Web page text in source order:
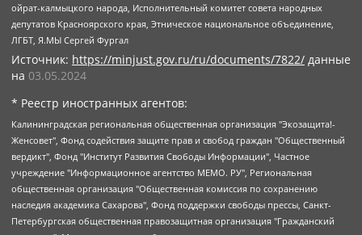
ойрат-калмыцкого народа, Исполнительный комитет совета народных
депутатов Красноярского края, Этническое национальное объединение,
ЛГБТ, Я.МЫ Сергей Фургал
Источник: https://minjust.gov.ru/ru/documents/7822/ данные
на 03.05.2024
* Реестр иностранных агентов:
Калининградская региональная общественная организация "Экозащита!-Женсовет", Фонд содействия защите прав и свобод граждан "Общественный вердикт", Фонд "Институт Развития Свободы Информации", Частное учреждение "Информационное агентство МЕМО. РУ", Региональная общественная организация "Общественная комиссия по сохранению наследия академика Сахарова", Фонд поддержки свободы прессы, Санкт-Петербургская общественная правозащитная организация "Гражданский контроль", Межрегиональная общественная организация "Информационно-просветительский центр "Мемориал", Региональный Фонд "Центр Защиты Прав Средств Массовой Информации", с 05.12.2023 Фонд "Центр Защиты Прав Средств массовой информации", Региональная общественная благотворительная организация помощи беженцам и мигрантам "Гражданское содействие", Негосударственное образовательное учреждение дополнительного профессионального образования (повышение квалификации) специалистов "АКАДЕМИЯ ПО ПРАВАМ ЧЕЛОВЕКА", Свердловская региональная общественная организация "Сутяжник", Автономная некоммерческая организация "Центр независимых социологических исследований", Союз общественных объединений "Российский исследовательский центр по правам человека", Региональное общественное учреждение научно-информационный центр "МЕМОРИАЛ", Некоммерческая организация "Фонд защиты гласности", Автономная некоммерческая организация "Институт прав человека", Городская общественная организация "Екатеринбургское общество "МЕМОРИАЛ", Городская общественная организация "Рязанское историко-просветительское и правозащитное общество "Мемориал" (Рязанский Мемориал), Челябинский региональный орган общественной самодеятельности – женское общественное объединение "Женщины Евразии", Челябинский региональный орган общественной самодеятельности "Уральская правозащитная группа", Фонд содействия защите здоровья и социальной справедливости имени Андрея Рылькова, Автономная Некоммерческая Организация "Аналитический Центр Юрия Левады", Автономная некоммерческая организация социальной поддержки населения "Проект Апрель", Региональная общественная организация помощи женщинам и детям, находящимся в кризисной ситуации "Информационно-методический центр "Анна", Фонд содействия развитию массовых коммуникаций и правовому просвещению "Так-так-Так", Фонд содействия устойчивому развитию "Серебряная тайга", Свердловский региональный общественный фонд социальных проектов "Новое время", "Idel.Реалии", Кавказ.Реалии, Крым.Реалии, Телеканал Настоящее Время, Татаро-башкирская служба Радио Свобода (Azatliq Radiosi), Радио Свободная Европа/Радио Свобода (PCE/PC), "Сибирь.Реалии", "Фактограф", Благотворительный фонд помощи осужденным и их семьям, Автономная некоммерческая организация "Институт глобализации и социальных движений", Фонд "В защиту прав заключенных", Частное учреждение "Центр поддержки и содействия развитию средств массовой информации", Пензенский региональный общественный благотворительный фонд "Гражданский союз", "Север.Реалии", Некоммерческая организация Фонд "Правовая инициатива", Общество с ограниченной ответственностью "Радио Свободная Европа/Радио Свобода", Чешское информационное агентство "MEDIUM-ORIENT", Красноярская региональная общественная организация "Мы против СПИДа", Камалягин Денис Николаевич, Маркелов Сергей Евгеньевич, Пономарев Лев Александрович, Савицкая Людмила Алексеевна, Автономная некоммерческая организация "Центр по работе с проблемой насилия "НАСИЛИЮ.НЕТ", Межрегиональный профессиональный союз работников здравоохранения "Альянс врачей", Юридическое лицо, зарегистрированное в Латвийской Республике, SIA "Medusa Project" (регистрационный номер 40103797863, дата регистрации 10.06.2014), Некоммерческая организация "Фонд по борьбе с коррупцией", Автономная некоммерческая организация "Институт права и публичной политики", Баданин Роман Сергеевич, Гликин Максим Александрович, Железнова Мария Михайловна, Лукьянова Юлия Сергеевна, Маетная Елизавета Витальевна, Маняхин Петр Борисович, Чуракова Ольга Владимировна, Ярош Юлия Петровна, Юридическое лицо "The Insider SIA", зарегистрированное в Риге, Латвийская Республика (дата регистрации 26.06.2015), являющееся администратором доменного имени интернет-издания "The Insider SIA", https://theins.ru, Постернак Алексей Евгеньевич, Рубин Михаил Аркадьевич, Анин Роман Александрович, Юридическое лицо Istories fonds, зарегистрированное в Латвийской Республике (регистрационный номер 50008295751, дата регистрации 24.02.2020), Великовский Дмитрий Александрович, Долинина Ирина Николаевна, Мароховская Алеся Алексеевна, Шлейнов Роман Юрьевич, Шмагун Олеся Валентиновна, Общество с ограниченной ответственностью "Альтаир 2021", Общество с ограниченной ответственностью "Вега 2021", Общество с ограниченной ответственностью "Главный редактор 2021", Общество с ограниченной ответственностью "Ромашки монолит", Важенков Артем Валерьевич, Ивановская областная общественная организация "Центр гендерных исследований", Гурман Юрий Альбертович, Медиапроект "ОВД-Инфо", Егоров Владимир Владимирович, Жилинский Владимир Александрович, Общество с ограниченной ответственностью "ЗП", Иванова София Юрьевна, Карезина Инна Павловна, Кильтау Екатерина Викторовна, Петров Алексей Викторович, Пискунов Сергей Евгеньевич, Смирнов Сергей Сергеевич, Тихонов Михаил Сергеевич, Общество с ограниченной ответственностью "ЖУРНАЛИСТ-ИНОСТРАННЫЙ АГЕНТ", Арапова Галина Юрьевна, Вольтская Татьяна Анатольевна, Американская компания "Mason G.E.S. Anonymous Foundation" (США), являющаяся владельцем интернет-издания https://mnews.world/, Компания "Stichting Bellingcat", зарегистрированная в Нидерландах (дата регистрации 11.07.2018), Захаров Андрей Вячеславович, Клепиковская Екатерина Дмитриевна, Общество с ограниченной ответственностью "МЕМО", Перл Роман Александрович, Симонов Евгений Алексеевич, Соловьева Елена Анатольевна, Сотников Даниил Владимирович, Сурначева Елизавета Дмитриевна, Автономная некоммерческая организация по защите прав человека и информированию населения "Якутия – Наше Мнение", Общество с ограниченной ответственностью "Москоу диджитал медиа", с 26.01.2023 Общество с ограниченной ответственностью "Чайка Белые сады", Ветошкина Валерия Валерьевна, Заговора Максим Александрович, Межрегиональное общественное движение "Российская ЛГБТ - сеть", Оленичев Максим Владимирович, Павлов Иван Юрьевич, Скворцова Елена Сергеевна, Общество с ограниченной ответственностью "Как бы инагент", Кочетков Игорь Викторович, Общество с ограниченной ответственностью "Честные выборы", Еланчик Олег Александрович, Общество с ограниченной ответственностью "Нобелевский призыв", Гималова Регина Эмилевна, Григорьев Андрей Валерьевич, Григорьева Алина Александровна, Ассоциация по содействию защите прав призывников, альтернативнослужащих и военнослужащих "Правозащитная группа "Гражданин.Армия.Право", Хисамова Регина Фаритовна, Автономная некоммерческая организация по реализации социально-правовых программ "Лилит", Дальневосточное общественное движение "Маяк", Санкт-Петербургская ЛГБТ-инициативная группа "Выход", Инициативная группа ЛГБТ+ "Реверс", Алексеев Андрей Викторович, Бекбулатова Таисия Львовна, Беляев Иван Михайлович, Владыкина Елена Сергеевна, Гельман Марат Александрович, Никульшина Вероника Юрьевна, Толоконникова Надежда Андреевна, Шендерович Виктор Анатольевич, Общество с ограниченной ответственностью "Данное сообщение", Общество с ограниченной ответственностью Издательский дом "Новая глава", Айнбиндер Александра Александровна, Московский комьюнити-центр для ЛГБТ+инициатив, Благотворительный фонд развития филантропии, Deutsche Welle (Германия, Kurt-Schumacher-Strasse 3, 53113 Bonn), Борзунова Мария Михайловна, Воробьев Виктор Викторович, Голубева Анна Львовна, Константинова Алла Михайловна, Малкова Ирина Владимировна, Мурадов Мурад Абдулгалимович, Осетинская Елизавета Николаевна, Понасенков Евгений Николаевич, Ганапольский Матвей Юрьевич, Киселев Евгений Алексеевич, Борухович Ирина Григорьевна, Дремин Иван Тимофеевич, Дубровский Дмитрий Викторович, Красноярская региональная общественная организация поддержки и развития альтернативных образовательных технологий и межкультурных коммуникаций "ИНТЕРРА", Маяковская Екатерина Алексеевна, Фейгин Марк Захарович, Филимонов Андрей Викторович, Дзугкоева Регина Николаевна, Доброхотов Роман Александрович, Дудь Юрий Александрович, Елкин Сергей Владимирович, Кругликов Кирилл Игоревич, Сабунаева Мария Леонидовна, Семенов Алексей Владимирович, Шаинян Карен Багратович, Шульман Екатерина Михайловна, Асафьев Артур Валерьевич, Вахштайн Виктор Семенович, Венедиктов Алексей Алексеевич, Лушникова Екатерина Евгеньевна, Волков Леонид Михайлович, Невзоров Александр Глебович, Пархоменко Сергей Борисович, Сироткин Ярослав Николаевич, Кара-Мурза Владимир Владимирович, Баранова Наталья Владимировна, Гозман Леонид Яковлевич, Кагарлицкий Борис Юльевич, Климарев Михаил Валерьевич, Милов Владимир Станиславович, Автономная некоммерческая организация Краснодарский центр современного искусства "Типография", Моргенштерн Алишер Тагирович, Соболь Любовь Эдуардовна, Общество с ограниченной ответственностью "ЛИЗА НОРМ", Каспаров Гарри Кимович, Ходорковский Михаил Борисович, Общество с ограниченной ответственностью "Апрельские тезисы", Данилович Ирина Брониславовна, Кашин Олег Владимирович, Петров Николай Владимирович, Пивоваров Алексей Владимирович, Соколов Михаил Владимирович, Цветкова Юлия Владимировна, Чичваркин Евгений Александрович, Комитет против пыток/Команда против пыток, Общество с ограниченной ответственностью "Первый научный", Общество с ограниченной ответственностью "Вертолет и ко", Белоцерковская Вероника Борисовна, Кац Максим Евгеньевич, Лазарева Татьяна Юрьевна, Шаведдинов Руслан Табризович, Яшин Илья Валерьевич, Общество с ограниченной ответственностью "Иноагент ААВ", Алешковский Дмитрий Петрович, Альбац Евгения Марковна, Быков Дмитрий Львович, Галямина Юлия Евгеньевна, Лойко Сергей Леонидович, Мартынов Кирилл Константинович, Медведев Сергей Александрович, Крашенинников Федор Геннадиевич, Гордеева Катерина Вл